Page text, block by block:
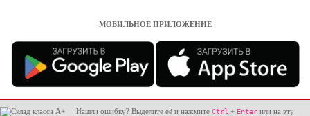
МОБИЛЬНОЕ ПРИЛОЖЕНИЕ
Нашли ошибку? Выделите её и нажмите Ctrl + Enter или на эту